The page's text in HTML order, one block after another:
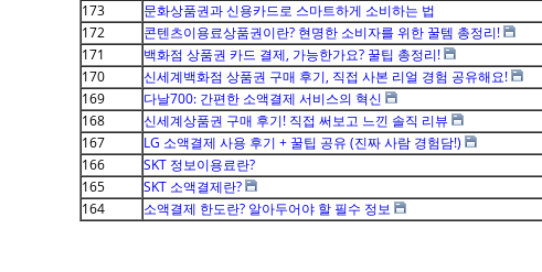
173
문화상품권과 신용카드로 스마트하게 소비하는 법
172
콘텐츠이용료상품권이란? 현명한 소비자를 위한 꿀템 총정리!
171
백화점 상품권 카드 결제, 가능한가요? 꿀팁 총정리!
170
신세계백화점 상품권 구매 후기, 직접 사본 리얼 경험 공유해요!
169
다날700: 간편한 소액결제 서비스의 혁신
168
신세계상품권 구매 후기! 직접 써보고 느낀 솔직 리뷰
167
LG 소액결제 사용 후기 + 꿀팁 공유 (진짜 사람 경험담!)
166
SKT 정보이용료란?
165
SKT 소액결제란?
164
소액결제 한도란? 알아두어야 할 필수 정보